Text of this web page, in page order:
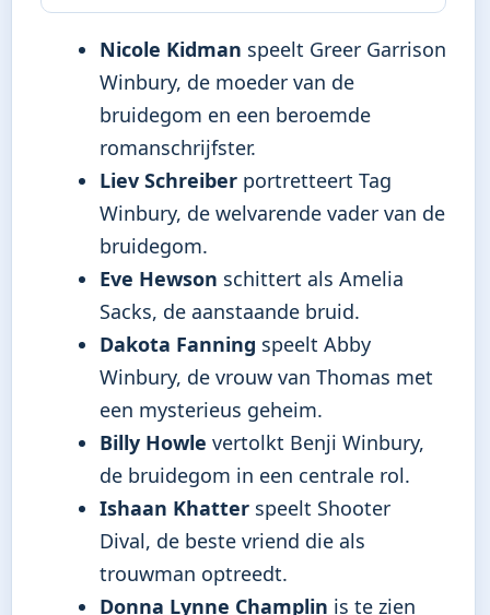
Nicole Kidman speelt Greer Garrison
Winbury, de moeder van de
bruidegom en een beroemde
romanschrijfster.
Liev Schreiber portretteert Tag
Winbury, de welvarende vader van de
bruidegom.
Eve Hewson schittert als Amelia
Sacks, de aanstaande bruid.
Dakota Fanning speelt Abby
Winbury, de vrouw van Thomas met
een mysterieus geheim.
Billy Howle vertolkt Benji Winbury,
de bruidegom in een centrale rol.
Ishaan Khatter speelt Shooter
Dival, de beste vriend die als
trouwman optreedt.
Donna Lynne Champlin is te zien